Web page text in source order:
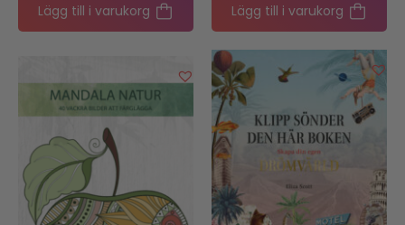
Lägg till i varukorg Lägg till i varukorg